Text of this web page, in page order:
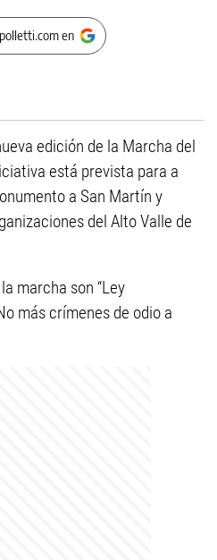
en
edición de la Marcha del
está prevista para a
a San Martín y
del Alto Valle de
marcha son “Ley
más crímenes de odio a